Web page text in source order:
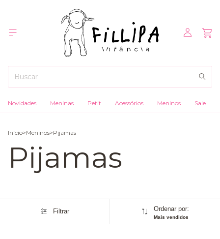
Novidades Meninas Petit Acessórios Meninos Sale
Início>Meninos>Pijamas
Pijamas
Filtrar Ordenar por:
Mais vendidos